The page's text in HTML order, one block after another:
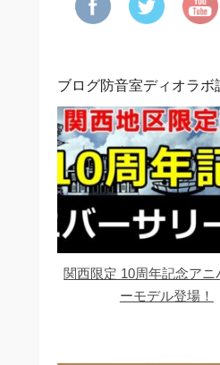
ブログ防音室ディオラボ
関西限定 10周年記念アニ
ーモデル登場！